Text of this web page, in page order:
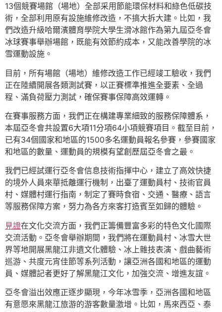
13個競賽場館（場地）全部采用節能環保材料和綠色低碳技
術，全部利用原有設施維修改造，不搞大拆大建。比如，我
們改造升級哈爾濱體育學院大學生滑冰館作為第九屆亞冬會
冰球賽事舉辦場館，既能有效節約成本，又能改善學院的冰
雪運動設施。
目前，所有場館（場地）維修改造工作已經竣工驗收，我們
正在陸續開展各類測試賽，以正賽標準推進全要素、全過
程、滿負荷壓力測試，確保賽事保障高效運轉。
在賽事服務方面，我們正在構建專業細致的服務保障體系，
本屆亞冬會共設置6大項11分項64小項競賽項目。截至目前，
已有34個國家和地區的1500多名運動員報名參賽，參賽國家
和地區的數量、運動員的規模有望創歷屆亞冬會之最。
我們已經試運行亞冬會信息技術指揮中心，建立了高效快捷
的境外人員來華抵離運行機制，出臺了運動員村、技術官員
村、媒體村運行指南，制定了賽時食宿、交通、醫療、語言
等服務保障方案，努力為各方來客打造賓至如歸的體驗。
見證在文化交流方面，我們正籌備豐富多彩的特色文化國際
交流活動。亞冬會舉辦期間，我們將在運動員村、冰雪大世
界等地開展黑龍江非遺文化體驗、冰上雜技表演、戲曲藝術
巡游、共度元宵佳節等系列活動，讓亞洲各國和地區的運動
員、媒體記者更好了解黑龍江文化，加強交流、增進友誼。
亞冬會溢出效應正逐步顯現，今年冰雪季，亞洲各國和地區
有意愿來黑龍江旅游的游客數量激增。比如，馬來西亞、泰